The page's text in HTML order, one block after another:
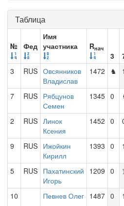
Таблица
№ Фед
Имя
участника
Rнач
3
3
RUS Овсянников
Владислав
1472 ♞ 1
7 RUS Рябцунов
Семен
1345 0
2 RUS Линок
Ксения
1452 0
9 RUS Ижойкин
Кирилл
1393 0 1
5 RUS Пахатинский
Игорь
1209 0
10 Певнев Олег 1487 0 1